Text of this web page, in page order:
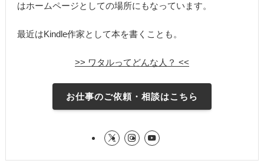
はホームページとしての場所にもなっています。
最近はKindle作家として本を書くことも。
>> ワタルってどんな人？ <<
お仕事のご依頼・相談はこちら